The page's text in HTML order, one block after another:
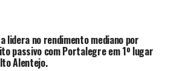
lidera no rendimento mediano por
passivo com Portalegre em 1º lugar
Alentejo.